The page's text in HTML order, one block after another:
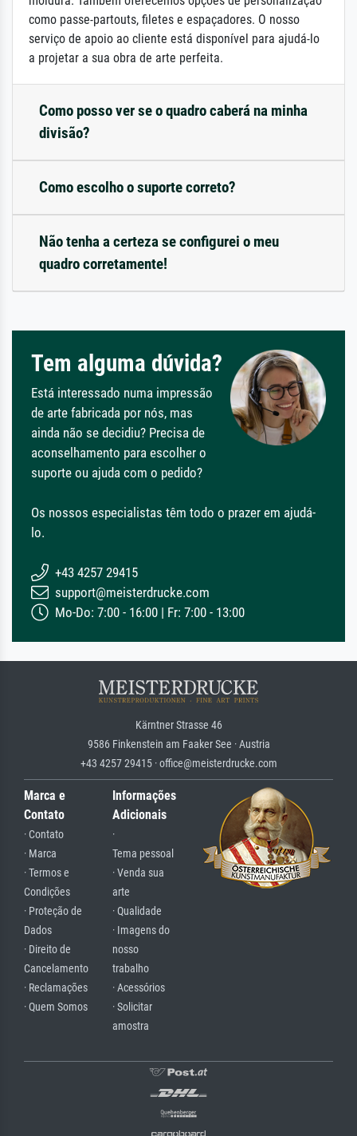
como passe-partouts, filetes e espaçadores. O nosso
serviço de apoio ao cliente está disponível para ajudá-lo
a projetar a sua obra de arte perfeita.
Como posso ver se o quadro caberá na minha
divisão?
Como escolho o suporte correto?
Não tenha a certeza se configurei o meu
quadro corretamente!
Tem alguma dúvida?
Está interessado numa impressão
de arte fabricada por nós, mas
ainda não se decidiu? Precisa de
aconselhamento para escolher o
suporte ou ajuda com o pedido?
Os nossos especialistas têm todo o prazer em ajudá-
lo.
+43 4257 29415
support@meisterdrucke.com
Mo-Do: 7:00 - 16:00 | Fr: 7:00 - 13:00
Kärntner Strasse 46
9586 Finkenstein am Faaker See · Austria
+43 4257 29415 · office@meisterdrucke.com
Marca e
Contato
· Contato
· Marca
· Termos e
Condições
· Proteção de
Dados
· Direito de
Cancelamento
· Reclamações
· Quem Somos
Informações
Adicionais
·
Tema pessoal
· Venda sua
arte
· Qualidade
· Imagens do
nosso
trabalho
· Acessórios
· Solicitar
amostra